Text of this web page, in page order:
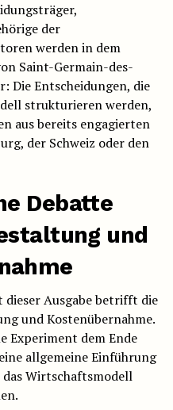
der
werden in dem
Saint-Germain-des-
Die Entscheidungen, die
strukturieren werden,
aus bereits engagierten
der Schweiz oder den
Debatte
und
Ausgabe betrifft die
und Kostenübernahme.
Experiment dem Ende
allgemeine Einführung
Wirtschaftsmodell